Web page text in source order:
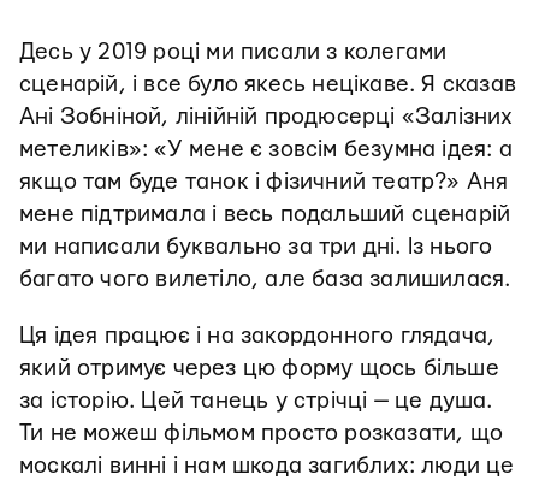
Десь у 2019 році ми писали з колегами
сценарій, і все було якесь нецікаве. Я сказав
Ані Зобніной, лінійній продюсерці «Залізних
метеликів»: «У мене є зовсім безумна ідея: а
якщо там буде танок і фізичний театр?» Аня
мене підтримала і весь подальший сценарій
ми написали буквально за три дні. Із нього
багато чого вилетіло, але база залишилася.
Ця ідея працює і на закордонного глядача,
який отримує через цю форму щось більше
за історію. Цей танець у стрічці — це душа.
Ти не можеш фільмом просто розказати, що
москалі винні і нам шкода загиблих: люди це